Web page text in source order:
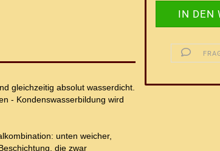
gleichzeitig absolut wasserdicht.
- Kondenswasserbildung wird
unten weicher,
die zwar